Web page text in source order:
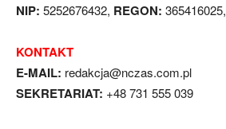
NIP: 5252676432, REGON: 365416025,
KONTAKT
E-MAIL: redakcja@nczas.com.pl
SEKRETARIAT: +48 731 555 039